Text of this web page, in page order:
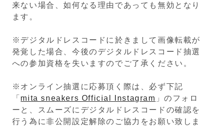
来ない場合、如何なる理由であっても無効となり
ます。
※デジタルドレスコードに於きまして画像転載が
発覚した場合、今後のデジタルドレスコード抽選
への参加資格を失いますのでご了承ください。
※オンライン抽選に応募頂く際は、必ず下記
「 mita sneakers Official Instagram 」のフォロ
ーと、スムーズにデジタルドレスコードの確認を
行う為に非公開設定解除のご協力をお願い致しま